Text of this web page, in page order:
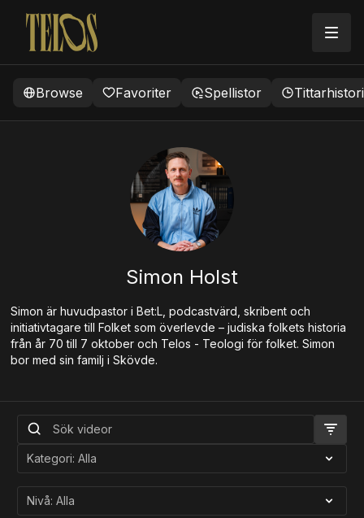
Browse Favoriter Spellistor
Simon Holst
Simon är huvudpastor i Bet:L, podcastvärd, skribent och
initiativtagare till Folket som överlevde – judiska folkets historia
från år 70 till 7 oktober och Telos - Teologi för folket. Simon
bor med sin familj i Skövde.